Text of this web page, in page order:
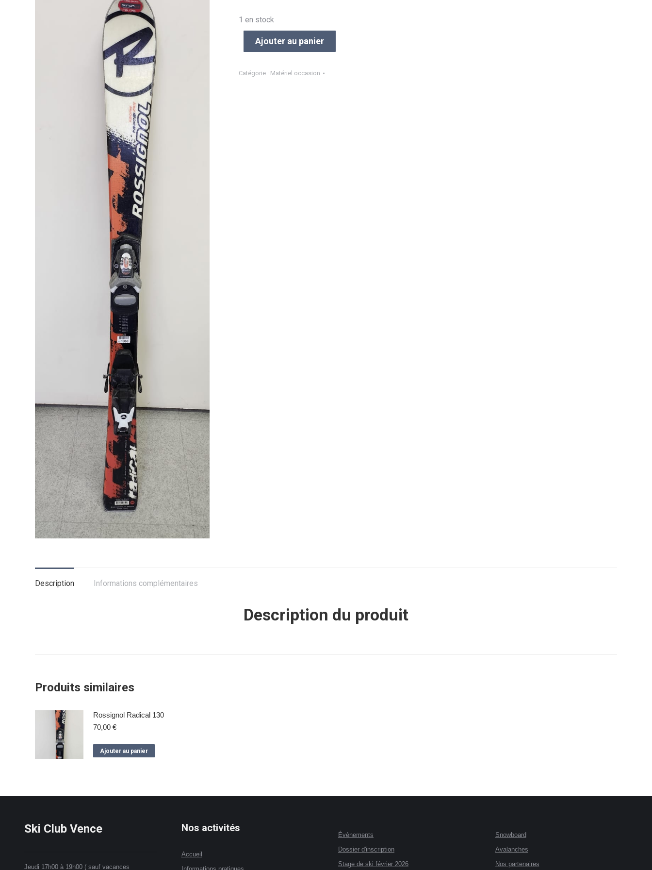
1 en stock
Ajouter au panier
Catégorie : Matériel occasion
Description Informations complémentaires
Description du produit
Produits similaires
Rossignol Radical 130
70,00 €
Ajouter au panier
Ski Club Vence
Jeudi 17h00 à 19h00 ( sauf vacances
Nos activités
Accueil
Évènements
Dossier d'inscription
Stage de ski février 2026
Snowboard
Avalanches
Nos partenaires